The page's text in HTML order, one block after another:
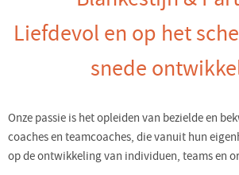
Liefdevol en op het
snede
Onze passie is het opleiden van bezielde en
coaches en teamcoaches, die vanuit hun
op de ontwikkeling van individuen, teams en